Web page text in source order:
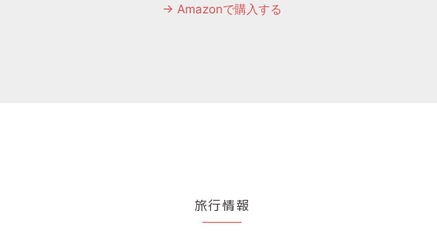
→ Amazonで購入する
旅行情報